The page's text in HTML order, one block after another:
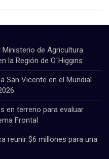
de Agricultura
la Región de O´Higgins
San Vicente en el Mundial
en terreno para evaluar
Frontal
reunir $6 millones para una